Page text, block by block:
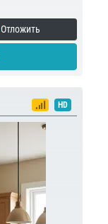
Отложить
HD